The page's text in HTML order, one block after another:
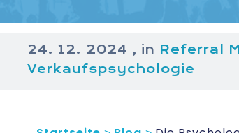
24. 12. 2024 , in Referral
Verkaufspsychologie